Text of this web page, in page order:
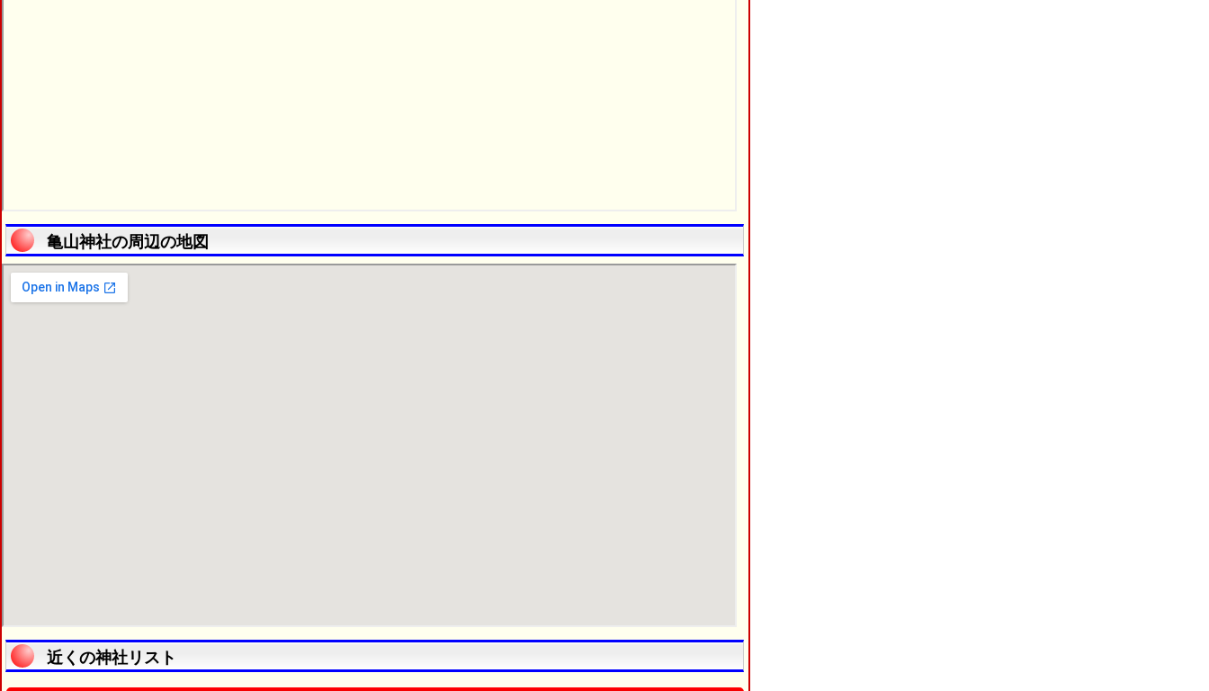
亀山神社の周辺の地図
近くの神社リスト